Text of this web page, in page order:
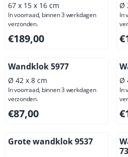
67 x 15 x 16 cm
In voorraad, binnen 3 werkdagen
verzonden.
Prijs: 189,00, exclusief btw:
€189,00
Ø
In
Wandklok 5977
Ø 42 x 8 cm
In voorraad, binnen 3 werkdagen
verzonden.
Prijs: 87,00, exclusief btw: 71,90
€87,00
Ø
In
Grote wandklok 9537